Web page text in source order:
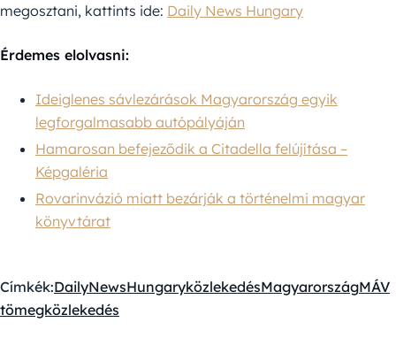
megosztani, kattints ide: Daily News Hungary
Érdemes elolvasni:
Ideiglenes sávlezárások Magyarország egyik
legforgalmasabb autópályáján
Hamarosan befejeződik a Citadella felújítása –
Képgaléria
Rovarinvázió miatt bezárják a történelmi magyar
könyvtárat
Címkék:DailyNewsHungaryközlekedésMagyarországMÁV
tömegközlekedés